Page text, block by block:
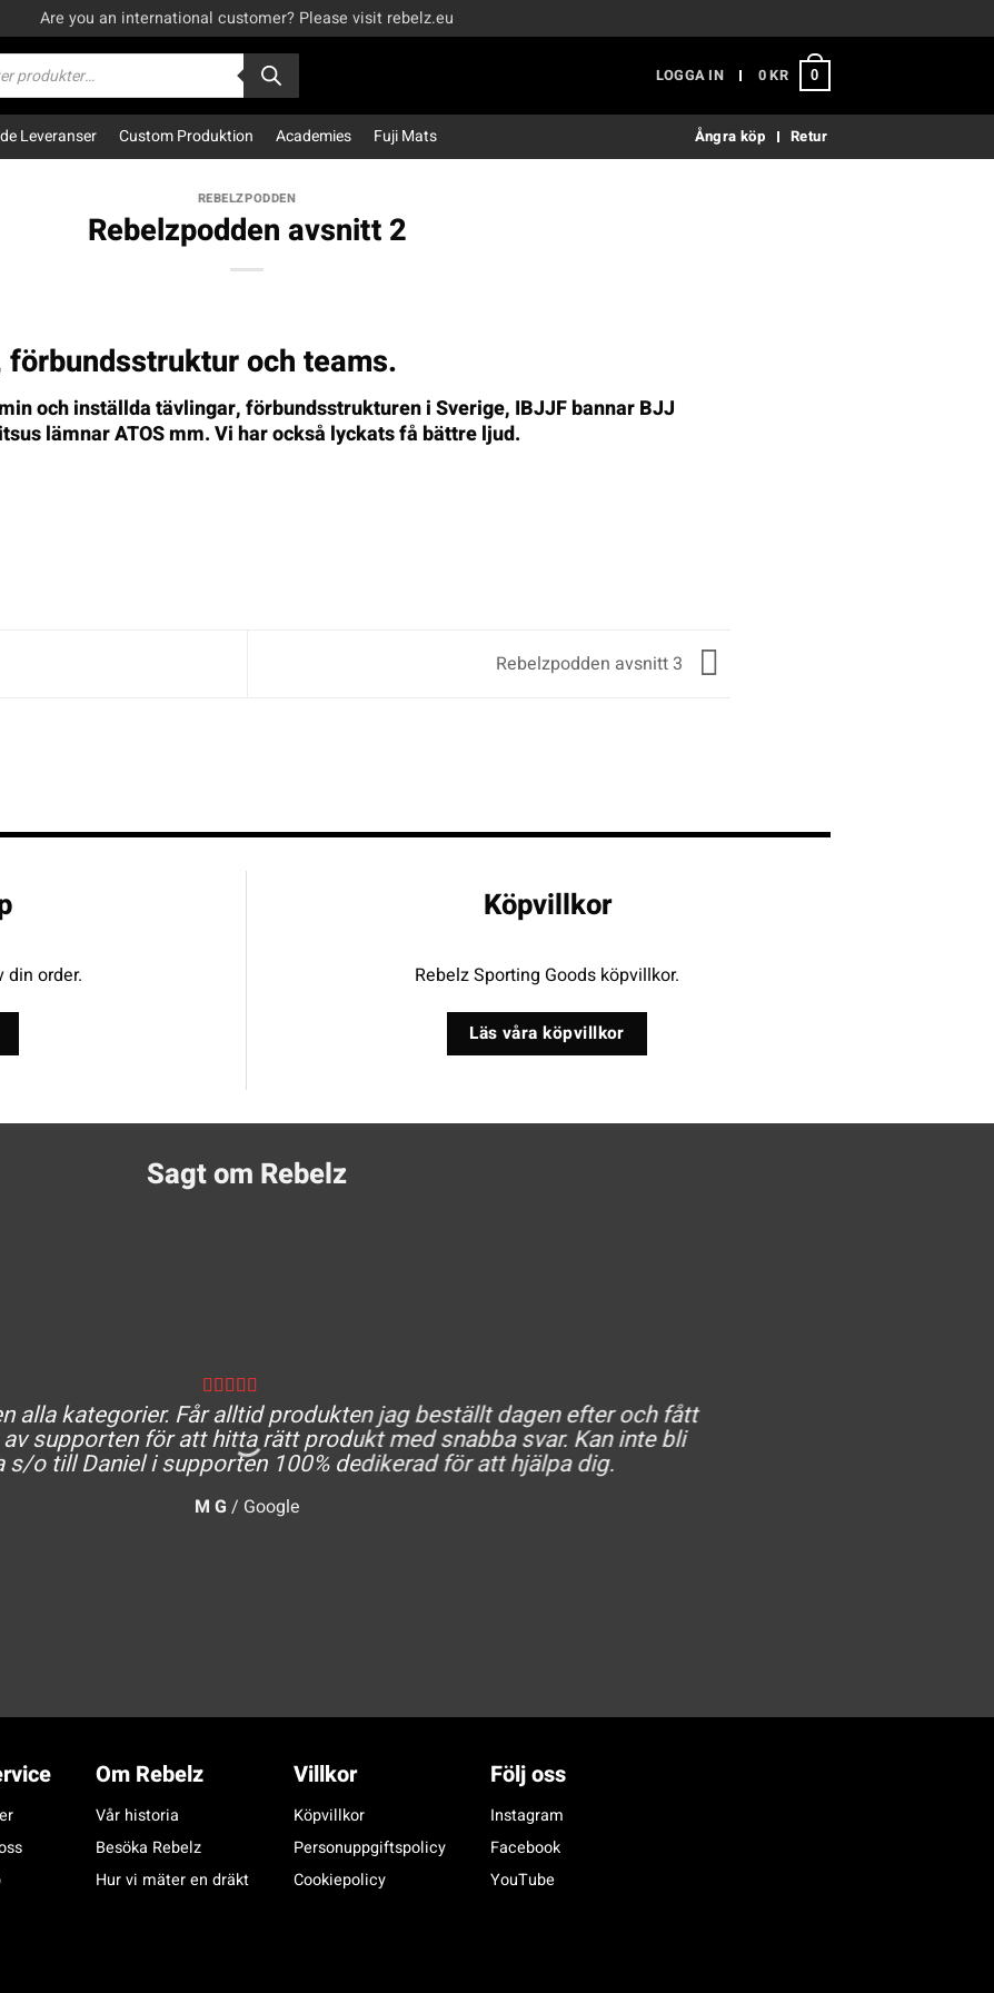
Are you an international customer? Please visit rebelz.eu
LOGGA IN
0KR 0
Leveranser Custom Produktion Academies Fuji Mats Ångra köp Retur
REBELZPODDEN
Rebelzpodden avsnitt 2
förbundsstruktur och teams.
och inställda tävlingar, förbundsstrukturen i Sverige, IBJJF bannar BJJ
lämnar ATOS mm. Vi har också lyckats få bättre ljud.
Rebelzpodden avsnitt 3
din order.
Köpvillkor
Rebelz Sporting Goods köpvillkor.
Läs våra köpvillkor
Sagt om Rebelz
alla kategorier. Får alltid produkten jag beställt dagen efter och fått
supporten för att hitta rätt produkt med snabba svar. Kan inte bli
s/o till Daniel i supporten 100% dedikerad för att hjälpa dig.
M G / Google
Om Rebelz
Vår historia
Besöka Rebelz
Hur vi mäter en dräkt
Villkor
Köpvillkor
Personuppgiftspolicy
Cookiepolicy
Följ oss
Instagram
Facebook
YouTube